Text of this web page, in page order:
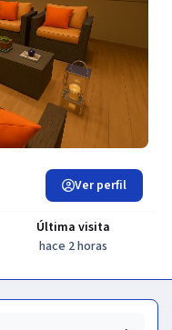
Última visita
hace 2 horas
Ver perfil